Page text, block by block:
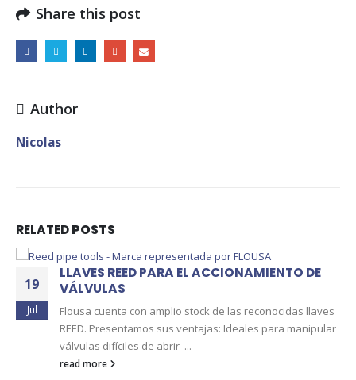
Share this post
Author
Nicolas
RELATEDPOSTS
19
Jul
LLAVES REED PARA EL ACCIONAMIENTO DE
VÁLVULAS
Flousa cuenta con amplio stock de las reconocidas llaves
REED. Presentamos sus ventajas: Ideales para manipular
válvulas difíciles de abrir ...
read more